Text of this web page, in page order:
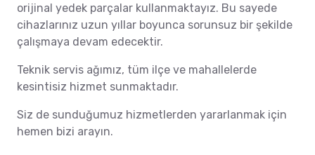
orijinal yedek parçalar kullanmaktayız. Bu sayede
cihazlarınız uzun yıllar boyunca sorunsuz bir şekilde
çalışmaya devam edecektir.
Teknik servis ağımız, tüm ilçe ve mahallelerde
kesintisiz hizmet sunmaktadır.
Siz de sunduğumuz hizmetlerden yararlanmak için
hemen bizi arayın.